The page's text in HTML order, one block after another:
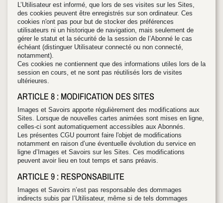
L’Utilisateur est informé, que lors de ses visites sur les Sites,
des cookies peuvent être enregistrés sur son ordinateur. Ces
cookies n'ont pas pour but de stocker des préférences
utilisateurs ni un historique de navigation, mais seulement de
gérer le statut et la sécurité de la session de l’Abonné le cas
échéant (distinguer Utilisateur connecté ou non connecté,
notamment).
Ces cookies ne contiennent que des informations utiles lors de la
session en cours, et ne sont pas réutilisés lors de visites
ultérieures.
ARTICLE 8 : MODIFICATION DES SITES
Images et Savoirs apporte régulièrement des modifications aux
Sites. Lorsque de nouvelles cartes animées sont mises en ligne,
celles-ci sont automatiquement accessibles aux Abonnés.
Les présentes CGU pourront faire l'objet de modifications
notamment en raison d’une éventuelle évolution du service en
ligne d’Images et Savoirs sur les Sites. Ces modifications
peuvent avoir lieu en tout temps et sans préavis.
ARTICLE 9 : RESPONSABILITE
Images et Savoirs n’est pas responsable des dommages
indirects subis par l’Utilisateur, même si de tels dommages